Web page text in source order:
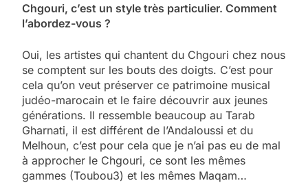
Chgouri, c’est un style très particulier. Comment
l’abordez-vous ?
Oui, les artistes qui chantent du Chgouri chez nous
se comptent sur les bouts des doigts. C’est pour
cela qu’on veut préserver ce patrimoine musical
judéo-marocain et le faire découvrir aux jeunes
générations. Il ressemble beaucoup au Tarab
Gharnati, il est différent de l’Andaloussi et du
Melhoun, c’est pour cela que je n’ai pas eu de mal
à approcher le Chgouri, ce sont les mêmes
gammes (Toubou3) et les mêmes Maqam…